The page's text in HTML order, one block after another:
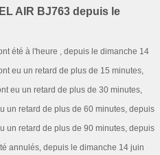
AIR BJ763 depuis le
été à l'heure , depuis le dimanche 14
eu un retard de plus de 15 minutes,
eu un retard de plus de 30 minutes,
un retard de plus de 60 minutes, depuis
un retard de plus de 90 minutes, depuis
annulés, depuis le dimanche 14 juin